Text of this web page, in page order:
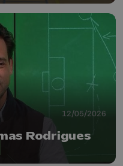
12/05/2026
Rodrigues